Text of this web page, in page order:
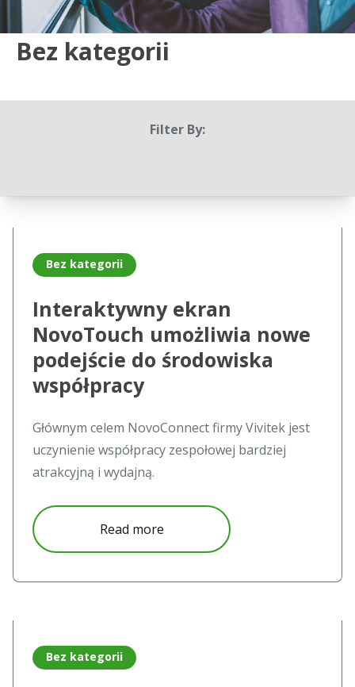
Bez kategorii
Filter By:
Bez kategorii
Interaktywny ekran
NovoTouch umożliwia nowe
podejście do środowiska
współpracy
Głównym celem NovoConnect firmy Vivitek jest
uczynienie współpracy zespołowej bardziej
atrakcyjną i wydajną.
Read moreabout Interaktywny ekran
Bez kategorii